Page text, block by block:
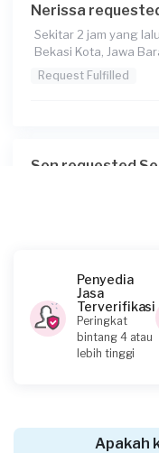
Nerissa
Sekitar 2 jam yang lalu
Bekasi Kota, Jawa
Request Fulfilled
Son requested
Yolanda
Sekitar 4 jam yang lalu
Bekasi Kota, Jawa
Penyedia
Jasa
Terverifikasi
Peringkat
bintang 4 atau
lebih tinggi
Apakah